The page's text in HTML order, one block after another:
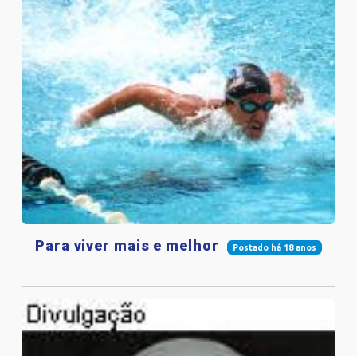
Postado há 18 anos
Para viver mais e melhor